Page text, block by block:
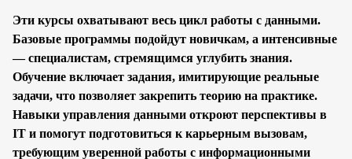
Эти курсы охватывают весь цикл работы с данными.
Базовые программы подойдут новичкам, а интенсивные
— специалистам, стремящимся углубить знания.
Обучение включает задания, имитирующие реальные
задачи, что позволяет закрепить теорию на практике.
Навыки управления данными откроют перспективы в
IT и помогут подготовиться к карьерным вызовам,
требующим уверенной работы с информационными